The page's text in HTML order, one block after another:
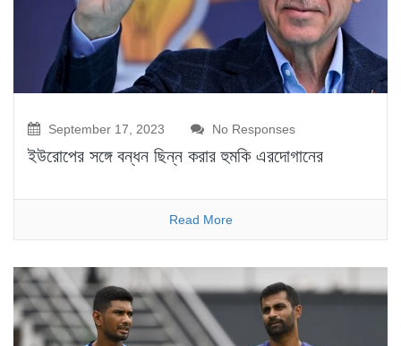
September 17, 2023 No Responses
ইউরোপের সঙ্গে বন্ধন ছিন্ন করার হুমকি এরদোগানের
Read More